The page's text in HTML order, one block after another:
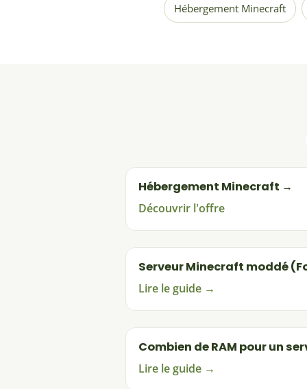
Hébergement Minecraft
Hébergement Minecraft →
Découvrir l'offre
Serveur Minecraft moddé
Lire le guide →
Combien de RAM pour un
Lire le guide →